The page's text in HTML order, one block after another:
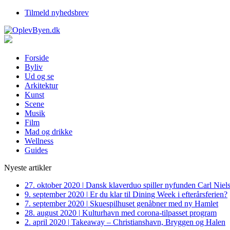
Tilmeld nyhedsbrev
Forside
Byliv
Ud og se
Arkitektur
Kunst
Scene
Musik
Film
Mad og drikke
Wellness
Guides
Nyeste artikler
27. oktober 2020 | Dansk klaverduo spiller nyfunden Carl
9. september 2020 | Er du klar til Dining Week i efterårsferien?
7. september 2020 | Skuespilhuset genåbner med ny Hamlet
28. august 2020 | Kulturhavn med corona-tilpasset program
2. april 2020 | Takeaway – Christianshavn, Bryggen og Halen